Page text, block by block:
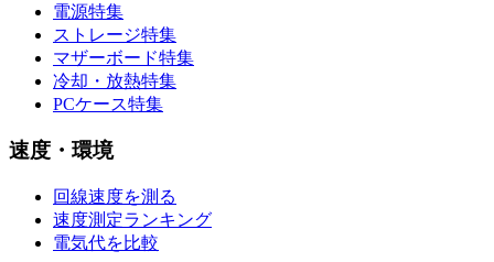
電源特集
ストレージ特集
マザーボード特集
冷却・放熱特集
PCケース特集
速度・環境
回線速度を測る
速度測定ランキング
電気代を比較